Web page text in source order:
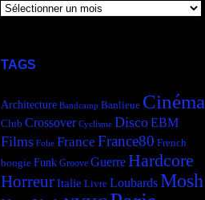
ARCHIVES
TAGS
Architecture Bandcamp Banlieue Cinéma
Club Crossover Cyclisme DiscoEBM
Films Folie France France80 French
boogie Funk Groove GuerreHardcore
HorreurItalie Livre LoubardsMosh